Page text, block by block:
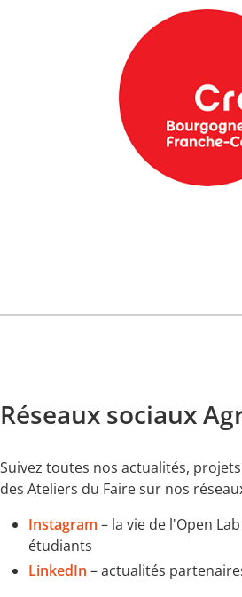
Réseaux sociaux
Suivez toutes nos actualités,
des Ateliers du Faire sur nos
Instagram – la vie de l'Open
étudiants
LinkedIn – actualités